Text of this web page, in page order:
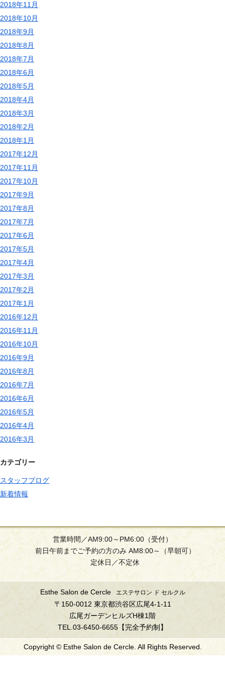
2018年11月
2018年10月
2018年9月
2018年8月
2018年7月
2018年6月
2018年5月
2018年4月
2018年3月
2018年2月
2018年1月
2017年12月
2017年11月
2017年10月
2017年9月
2017年8月
2017年7月
2017年6月
2017年5月
2017年4月
2017年3月
2017年2月
2017年1月
2016年12月
2016年11月
2016年10月
2016年9月
2016年8月
2016年7月
2016年6月
2016年5月
2016年4月
2016年3月
カテゴリー
スタッフブログ
新着情報
営業時間／AM9:00～PM6:00（受付）
前日午前までご予約の方のみ AM8:00～（早朝可）
定休日／不定休
Esthe Salon de Cercle エステサロン ド セルクル
〒150-0012 東京都渋谷区広尾4-1-11
広尾ガーデンヒルズH棟1階
TEL.03-6450-6655【完全予約制】
Copyright © Esthe Salon de Cercle. All Rights Reserved.